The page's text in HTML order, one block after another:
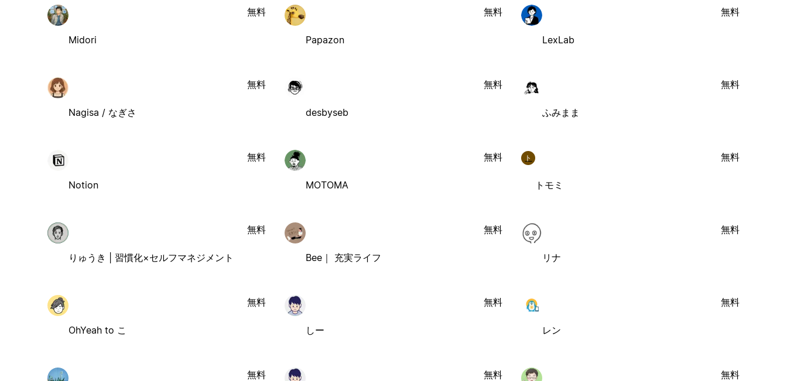
Midori
無料
Papazon
無料
LexLab
無料
Nagisa / なぎさ
無料
desbyseb
無料
ふみまま
無料
Notion
無料
MOTOMA
無料 ト
トモミ
無料
りゅうき | 習慣化×セルフマネジメント
無料
Bee｜ 充実ライフ
無料
リナ
無料
OhYeah to こ
無料
しー
無料
レン
無料
無料 無料 無料